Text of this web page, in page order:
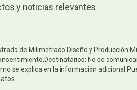
y noticias relevantes
de Milimetrado Diseño y Producción
No se
se explica en la información